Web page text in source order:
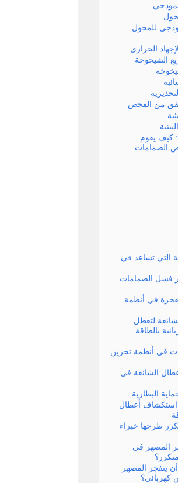
للمحول
الشيخوخة
من الفحص
كيف يقوم
الصمامات
التي تساعد في
فشل الصمامات
في أنظمة
لتعطل
بالطاقة
في أنظمة تخزين
الشائعة في
البطارية
استكشاف أعطال
طرحها خبراء
المصهر في
ينفجر المصهر